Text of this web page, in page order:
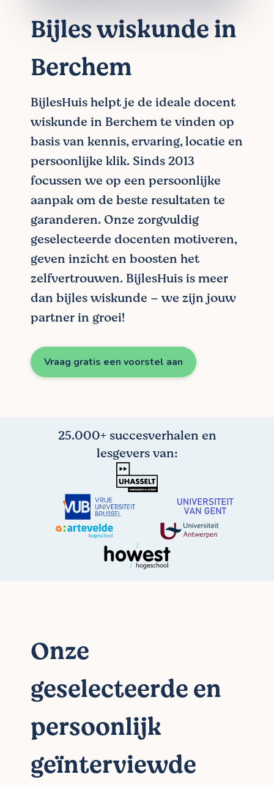
Bijles wiskunde in
Berchem
BijlesHuis helpt je de ideale docent
wiskunde in Berchem te vinden op
basis van kennis, ervaring, locatie en
persoonlijke klik. Sinds 2013
focussen we op een persoonlijke
aanpak om de beste resultaten te
garanderen. Onze zorgvuldig
geselecteerde docenten motiveren,
geven inzicht en boosten het
zelfvertrouwen. BijlesHuis is meer
dan bijles wiskunde – we zijn jouw
partner in groei!
Vraag gratis een voorstel aan
25.000+ succesverhalen en
lesgevers van:
Onze
geselecteerde en
persoonlijk
geïnterviewde